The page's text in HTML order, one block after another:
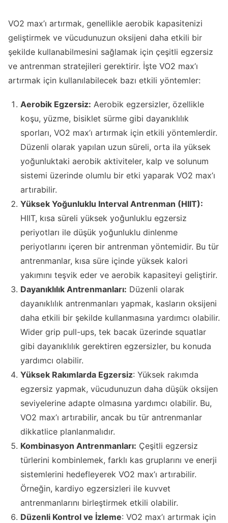
VO2 max’ı artırmak, genellikle aerobik kapasitenizi
geliştirmek ve vücudunuzun oksijeni daha etkili bir
şekilde kullanabilmesini sağlamak için çeşitli egzersiz
ve antrenman stratejileri gerektirir. İşte VO2 max’ı
artırmak için kullanılabilecek bazı etkili yöntemler:
Aerobik Egzersiz: Aerobik egzersizler, özellikle
koşu, yüzme, bisiklet sürme gibi dayanıklılık
sporları, VO2 max’ı artırmak için etkili yöntemlerdir.
Düzenli olarak yapılan uzun süreli, orta ila yüksek
yoğunluktaki aerobik aktiviteler, kalp ve solunum
sistemi üzerinde olumlu bir etki yaparak VO2 max’ı
artırabilir.
Yüksek Yoğunluklu Interval Antrenman (HIIT):
HIIT, kısa süreli yüksek yoğunluklu egzersiz
periyotları ile düşük yoğunluklu dinlenme
periyotlarını içeren bir antrenman yöntemidir. Bu tür
antrenmanlar, kısa süre içinde yüksek kalori
yakımını teşvik eder ve aerobik kapasiteyi geliştirir.
Dayanıklılık Antrenmanları: Düzenli olarak
dayanıklılık antrenmanları yapmak, kasların oksijeni
daha etkili bir şekilde kullanmasına yardımcı olabilir.
Wider grip pull-ups, tek bacak üzerinde squatlar
gibi dayanıklılık gerektiren egzersizler, bu konuda
yardımcı olabilir.
Yüksek Rakımlarda Egzersiz: Yüksek rakımda
egzersiz yapmak, vücudunuzun daha düşük oksijen
seviyelerine adapte olmasına yardımcı olabilir. Bu,
VO2 max’ı artırabilir, ancak bu tür antrenmanlar
dikkatlice planlanmalıdır.
Kombinasyon Antrenmanları: Çeşitli egzersiz
türlerini kombinlemek, farklı kas gruplarını ve enerji
sistemlerini hedefleyerek VO2 max’ı artırabilir.
Örneğin, kardiyo egzersizleri ile kuvvet
antrenmanlarını birleştirmek etkili olabilir.
Düzenli Kontrol ve İzleme: VO2 max’ı artırmak için